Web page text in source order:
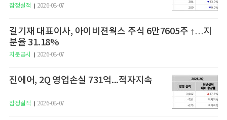
잠정실적 2026-08-07
길기재 대표이사, 아이비젼웍스 주식 6만7605주 ↑…지
분율 31.18%
지분공시 2026-08-07
진에어, 2Q 영업손실 731억...적자지속
잠정실적 2026-08-07